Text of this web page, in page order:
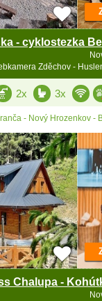
- cyklostezka
Zděchov -
2x 3x
- Nový Hrozenkov -
Chalupa -